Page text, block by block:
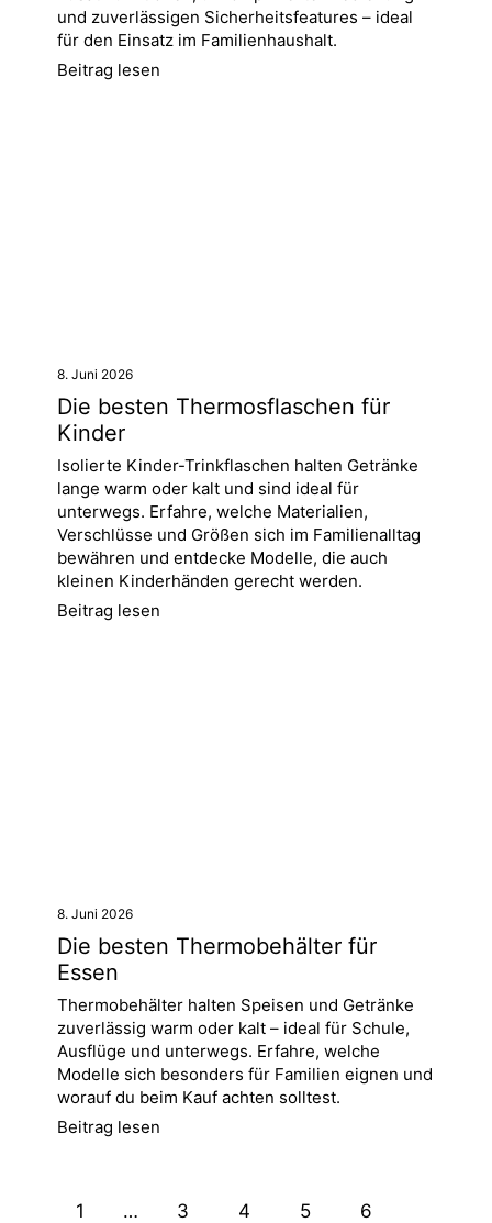
und zuverlässigen Sicherheitsfeatures – ideal
für den Einsatz im Familienhaushalt.
Beitrag lesen
8. Juni 2026
Die besten Thermosflaschen für
Kinder
Isolierte Kinder-Trinkflaschen halten Getränke
lange warm oder kalt und sind ideal für
unterwegs. Erfahre, welche Materialien,
Verschlüsse und Größen sich im Familienalltag
bewähren und entdecke Modelle, die auch
kleinen Kinderhänden gerecht werden.
Beitrag lesen
8. Juni 2026
Die besten Thermobehälter für
Essen
Thermobehälter halten Speisen und Getränke
zuverlässig warm oder kalt – ideal für Schule,
Ausflüge und unterwegs. Erfahre, welche
Modelle sich besonders für Familien eignen und
worauf du beim Kauf achten solltest.
Beitrag lesen
1 … 3 4 5 6